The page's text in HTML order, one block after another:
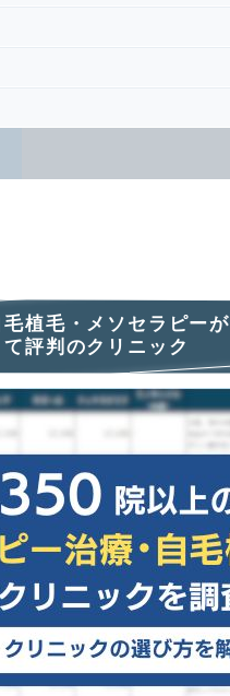
植毛・メソセラピーが
て評判のクリニック